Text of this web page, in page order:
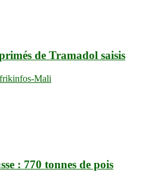
de Tramadol saisis
Mali
: 770 tonnes de pois